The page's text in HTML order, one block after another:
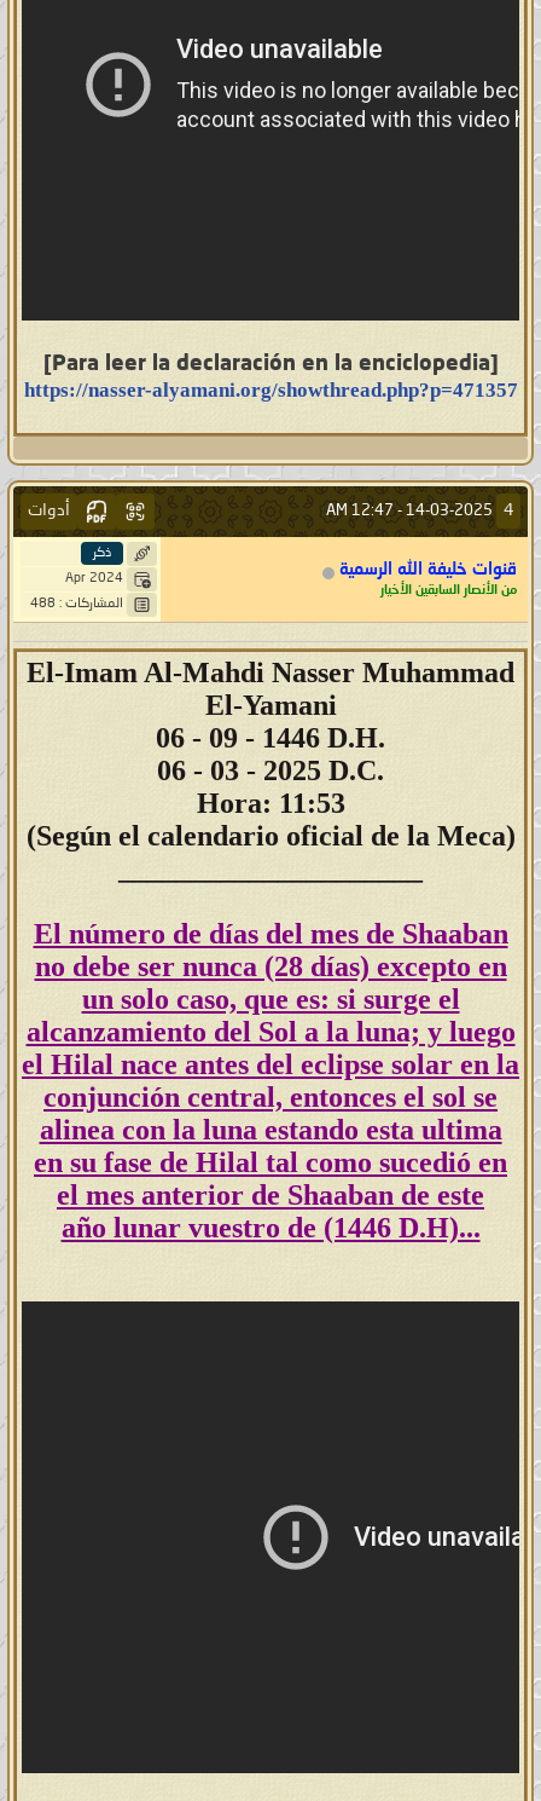
[Para leer la declaración en la enciclopedia]
https://nasser-alyamani.org/showthread.php?p=471357
4
14-03-2025 -
12:47 AM أدوات
قنوات خليفة الله الرسمية
من الأنصار السابقين الأخيار
ذكر
Apr 2024
المشاركات : 488
El-Imam Al-Mahdi Nasser Muhammad
El-Yamani
06 - 09 - 1446 D.H.
06 - 03 - 2025 D.C.
Hora: 11:53
(Según el calendario oficial de la Meca)
El número de días del mes de Shaaban
no debe ser nunca (28 días) excepto en
un solo caso, que es: si surge el
alcanzamiento del Sol a la luna; y luego
el Hilal nace antes del eclipse solar en la
conjunción central, entonces el sol se
alinea con la luna estando esta ultima
en su fase de Hilal tal como sucedió en
el mes anterior de Shaaban de este
año lunar vuestro de (1446 D.H)...